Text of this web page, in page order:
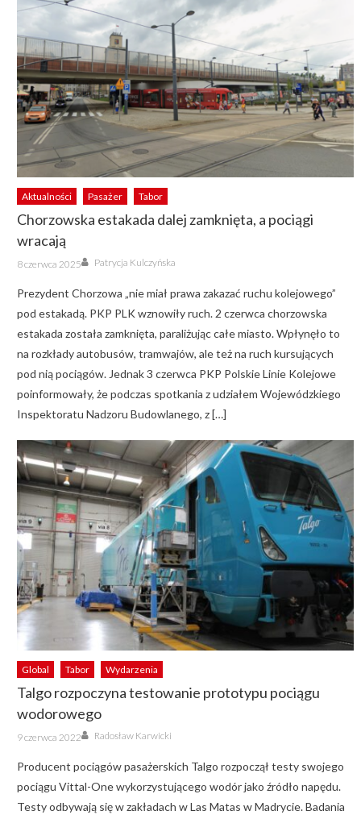
Aktualności Pasażer Tabor
Chorzowska estakada dalej zamknięta, a pociągi
wracają
Posted
on
8 czerwca 2025 Author
Patrycja Kulczyńska
Prezydent Chorzowa „nie miał prawa zakazać ruchu kolejowego”
pod estakadą. PKP PLK wznowiły ruch. 2 czerwca chorzowska
estakada została zamknięta, paraliżując całe miasto. Wpłynęło to
na rozkłady autobusów, tramwajów, ale też na ruch kursujących
pod nią pociągów. Jednak 3 czerwca PKP Polskie Linie Kolejowe
poinformowały, że podczas spotkania z udziałem Wojewódzkiego
Inspektoratu Nadzoru Budowlanego, z […]
Global Tabor Wydarzenia
Talgo rozpoczyna testowanie prototypu pociągu
wodorowego
Posted
on
9 czerwca 2022 Author
Radosław Karwicki
Producent pociągów pasażerskich Talgo rozpoczął testy swojego
pociągu Vittal-One wykorzystującego wodór jako źródło napędu.
Testy odbywają się w zakładach w Las Matas w Madrycie. Badania